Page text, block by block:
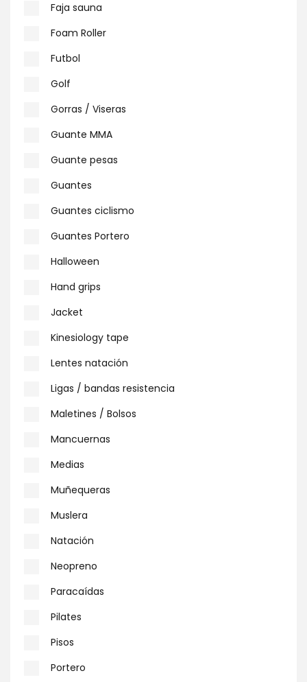
Faja sauna
Foam Roller
Futbol
Golf
Gorras / Viseras
Guante MMA
Guante pesas
Guantes
Guantes ciclismo
Guantes Portero
Halloween
Hand grips
Jacket
Kinesiology tape
Lentes natación
Ligas / bandas resistencia
Maletines / Bolsos
Mancuernas
Medias
Muñequeras
Muslera
Natación
Neopreno
Paracaídas
Pilates
Pisos
Portero